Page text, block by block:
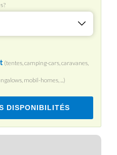
(tentes, camping-cars, caravanes,
mobil-homes, ...)
DISPONIBILITÉS